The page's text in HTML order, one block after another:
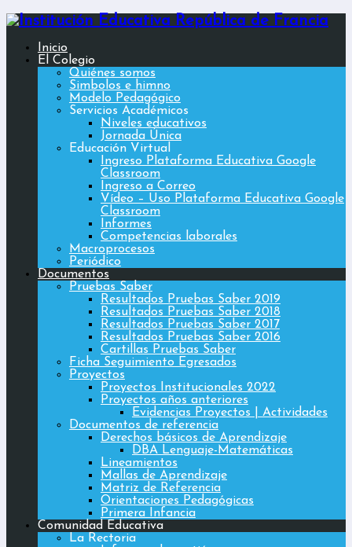
Inicio
El Colegio
Quiénes somos
Simbolos e himno
Modelo Pedagógico
Servicios Académicos
Niveles educativos
Jornada Única
Educación Virtual
Ingreso Plataforma Educativa Google
Classroom
Ingreso a Correo
Vídeo – Uso Plataforma Educativa Google
Classroom
Informes
Competencias laborales
Macroprocesos
Periódico
Documentos
Pruebas Saber
Resultados Pruebas Saber 2019
Resultados Pruebas Saber 2018
Resultados Pruebas Saber 2017
Resultados Pruebas Saber 2016
Cartillas Pruebas Saber
Ficha Seguimiento Egresados
Proyectos
Proyectos Institucionales 2022
Proyectos años anteriores
Evidencias Proyectos | Actividades
Documentos de referencia
Derechos básicos de Aprendizaje
DBA Lenguaje-Matemáticas
Lineamientos
Mallas de Aprendizaje
Matriz de Referencia
Orientaciones Pedagógicas
Primera Infancia
Comunidad Educativa
La Rectoria